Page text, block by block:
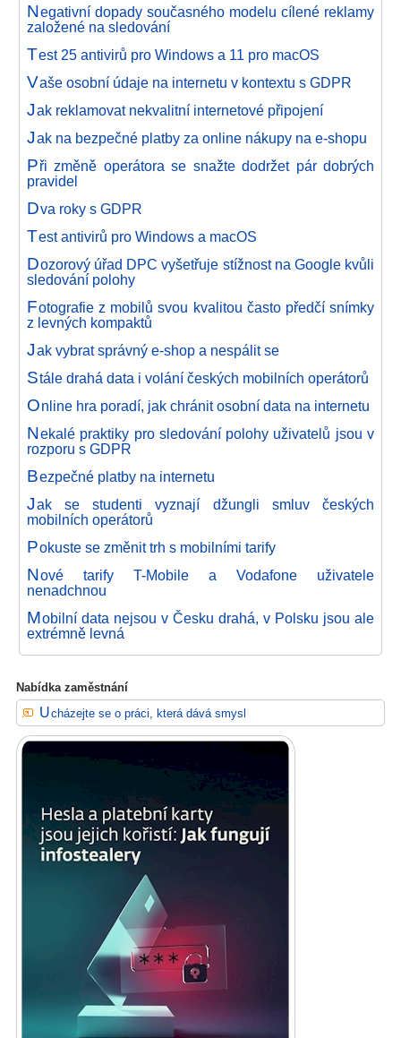
Negativní dopady současného modelu cílené reklamy
založené na sledování
Test 25 antivirů pro Windows a 11 pro macOS
Vaše osobní údaje na internetu v kontextu s GDPR
Jak reklamovat nekvalitní internetové připojení
Jak na bezpečné platby za online nákupy na e-shopu
Při změně operátora se snažte dodržet pár dobrých
pravidel
Dva roky s GDPR
Test antivirů pro Windows a macOS
Dozorový úřad DPC vyšetřuje stížnost na Google kvůli
sledování polohy
Fotografie z mobilů svou kvalitou často předčí snímky
z levných kompaktů
Jak vybrat správný e-shop a nespálit se
Stále drahá data i volání českých mobilních operátorů
Online hra poradí, jak chránit osobní data na internetu
Nekalé praktiky pro sledování polohy uživatelů jsou v
rozporu s GDPR
Bezpečné platby na internetu
Jak se studenti vyznají džungli smluv českých
mobilních operátorů
Pokuste se změnit trh s mobilními tarify
Nové tarify T-Mobile a Vodafone uživatele
nenadchnou
Mobilní data nejsou v Česku drahá, v Polsku jsou ale
extrémně levná
Nabídka zaměstnání
Ucházejte se o práci, která dává smysl